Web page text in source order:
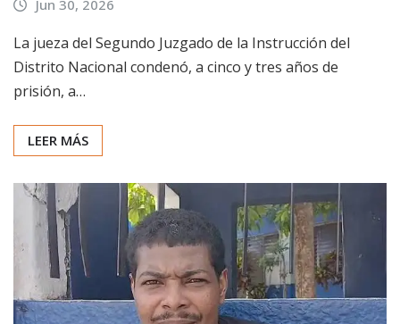
Jun 30, 2026
La jueza del Segundo Juzgado de la Instrucción del
Distrito Nacional condenó, a cinco y tres años de
prisión, a…
LEER MÁS